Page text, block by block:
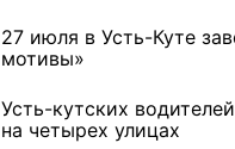
27 июля в Усть-Куте
мотивы»
Усть-кутских
на четырех улицах